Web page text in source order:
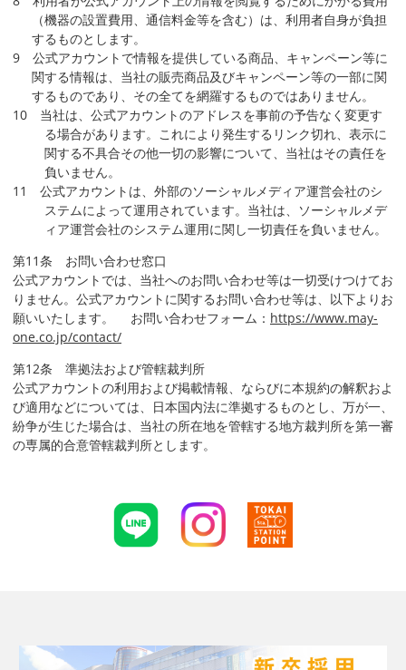
（機器の設置費用、通信料金等を含む）は、利用者自身が負担
するものとします。
9 公式アカウントで情報を提供している商品、キャンペーン等に
関する情報は、当社の販売商品及びキャンペーン等の一部に関
するものであり、その全てを網羅するものではありません。
10 当社は、公式アカウントのアドレスを事前の予告なく変更す
る場合があります。これにより発生するリンク切れ、表示に
関する不具合その他一切の影響について、当社はその責任を
負いません。
11 公式アカウントは、外部のソーシャルメディア運営会社のシ
ステムによって運用されています。当社は、ソーシャルメデ
ィア運営会社のシステム運用に関し一切責任を負いません。
第11条 お問い合わせ窓口
公式アカウントでは、当社へのお問い合わせ等は一切受けつけてお
りません。公式アカウントに関するお問い合わせ等は、以下よりお
願いいたします。 お問い合わせフォーム： https://www.may-
one.co.jp/contact/
第12条 準拠法および管轄裁判所
公式アカウントの利用および掲載情報、ならびに本規約の解釈およ
び適用などについては、日本国内法に準拠するものとし、万が一、
紛争が生じた場合は、当社の所在地を管轄する地方裁判所を第一審
の専属的合意管轄裁判所とします。